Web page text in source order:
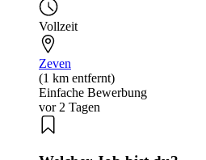
Vollzeit
Zeven
(1 km entfernt)
Einfache Bewerbung
vor 2 Tagen